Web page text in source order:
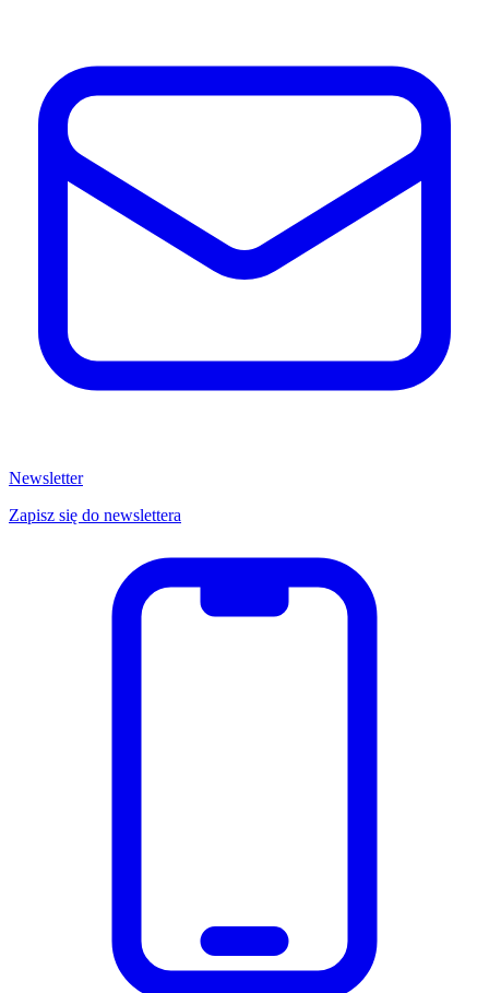
Newsletter
Zapisz się do newslettera